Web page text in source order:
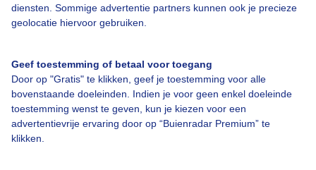
diensten. Sommige advertentie partners kunnen ook je precieze
geolocatie hiervoor gebruiken.
Geef toestemming of betaal voor toegang
Door op "Gratis" te klikken, geef je toestemming voor alle
bovenstaande doeleinden. Indien je voor geen enkel doeleinde
toestemming wenst te geven, kun je kiezen voor een
advertentievrije ervaring door op “Buienradar Premium” te
klikken.
Veelgestelde vragen
Toegankelijkheid
Gebruikersvoorwaarden
Adverteren
Buienradar Team